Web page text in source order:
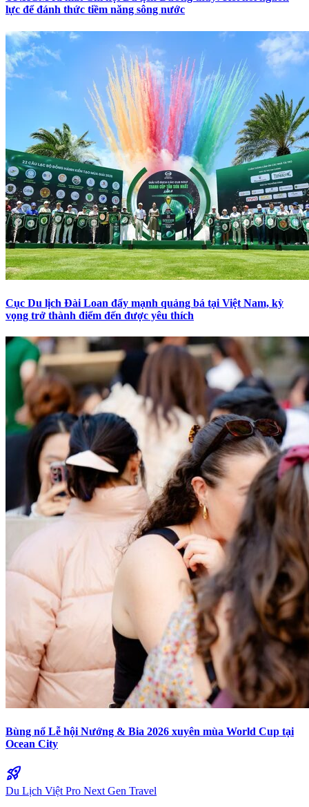
lực để đánh thức tiềm năng sông nước
Cục Du lịch Đài Loan đẩy mạnh quảng bá tại Việt Nam, kỳ
vọng trở thành điểm đến được yêu thích
Bùng nổ Lễ hội Nướng & Bia 2026 xuyên mùa World Cup tại
Ocean City
rocket_launch
Du Lịch Việt Pro Next Gen Travel